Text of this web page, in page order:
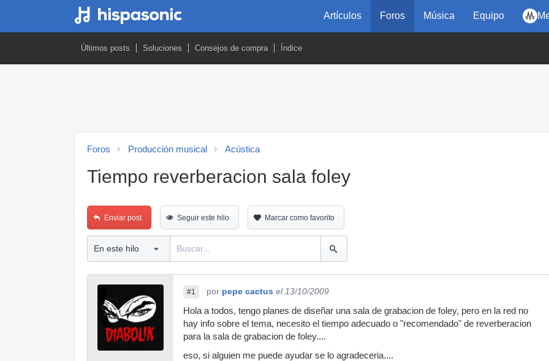
Artículos Foros Música Equipo
Últimos posts Soluciones Consejos de compra Índice
Foros Producción musical Acústica
Tiempo reverberacion sala foley
Enviar post Seguir este hilo Marcar como favorito
#1 por pepe cactus el 13/10/2009
Hola a todos, tengo planes de diseñar una sala de grabacion de foley, pero en la red no
hay info sobre el tema, necesito el tiempo adecuado o "recomendado" de reverberacion
para la sala de grabacion de foley....
eso, si alguien me puede ayudar se lo agradeceria....